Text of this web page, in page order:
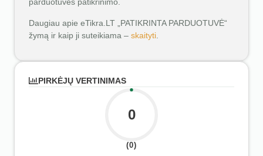
parduotuvės patikrinimo.
Daugiau apie eTikra.LT „PATIKRINTA PARDUOTUVĖ“
žymą ir kaip ji suteikiama – skaityti
PIRKĖJŲ VERTINIMAS
0
(0)